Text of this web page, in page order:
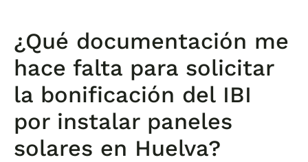
¿Qué documentación me
hace falta para solicitar
la bonificación del IBI
por instalar paneles
solares en Huelva?